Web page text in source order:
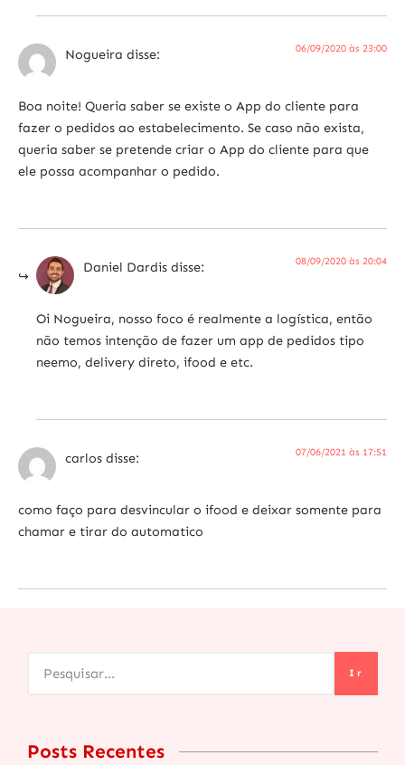
Nogueira disse: 06/09/2020 às 23:00
Boa noite! Queria saber se existe o App do cliente para
fazer o pedidos ao estabelecimento. Se caso não exista,
queria saber se pretende criar o App do cliente para que
ele possa acompanhar o pedido.
Daniel Dardis disse: 08/09/2020 às 20:04
Oi Nogueira, nosso foco é realmente a logística, então
não temos intenção de fazer um app de pedidos tipo
neemo, delivery direto, ifood e etc.
carlos disse: 07/06/2021 às 17:51
como faço para desvincular o ifood e deixar somente para
chamar e tirar do automatico
Ir
Posts Recentes